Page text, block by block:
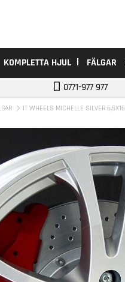
KOMPLETTA HJUL FÄLGAR
0771-977 977
IT WHEELS MICHELLE SILVER 6,5X16